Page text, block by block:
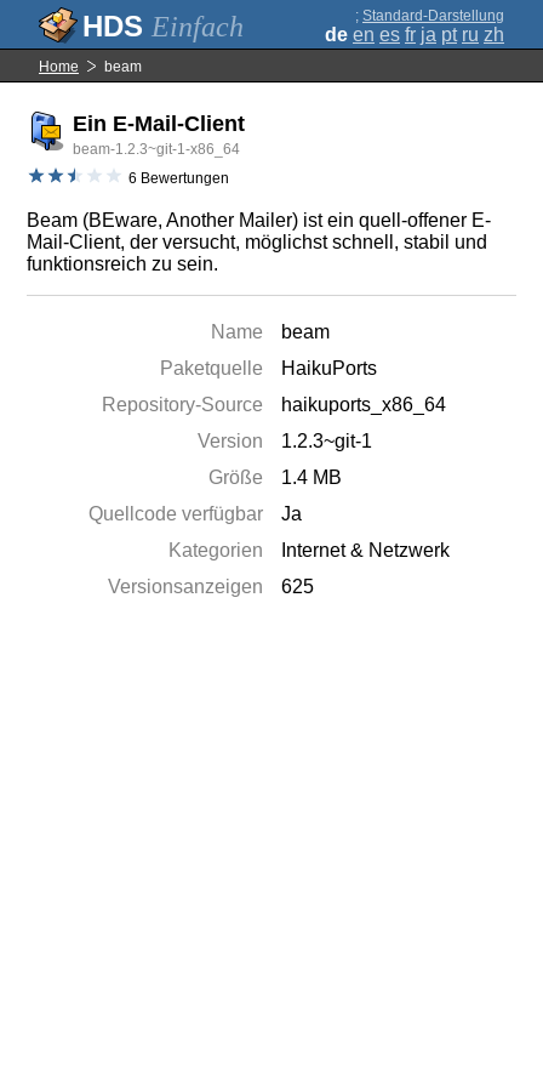
Einfach ; Standard-Darstellung
de en es fr ja pt ru zh
Home beam
Ein E-Mail-Client
beam-1.2.3~git-1-x86_64
6 Bewertungen
Beam (BEware, Another Mailer) ist ein quell-offener E-
Mail-Client, der versucht, möglichst schnell, stabil und
funktionsreich zu sein.
Name
beam
Paketquelle
HaikuPorts
Repository-Source
haikuports_x86_64
Version
1.2.3~git-1
Größe
1.4 MB
Quellcode verfügbar
Ja
Kategorien
Internet & Netzwerk
Versionsanzeigen
625